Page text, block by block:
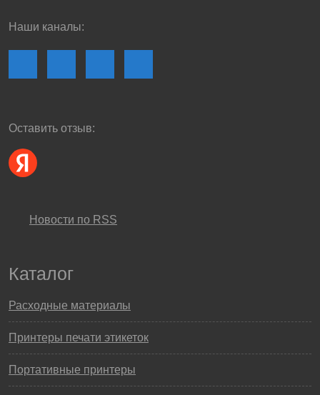
Наши каналы:
Оставить отзыв:
Новости по RSS
Каталог
Расходные материалы
Принтеры печати этикеток
Портативные принтеры